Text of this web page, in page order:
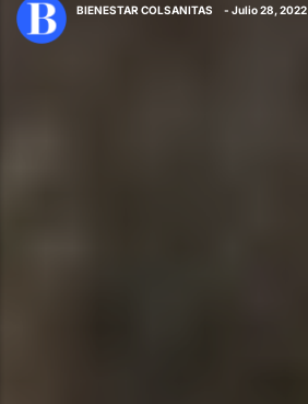
BIENESTAR COLSANITAS - Julio 28, 2022